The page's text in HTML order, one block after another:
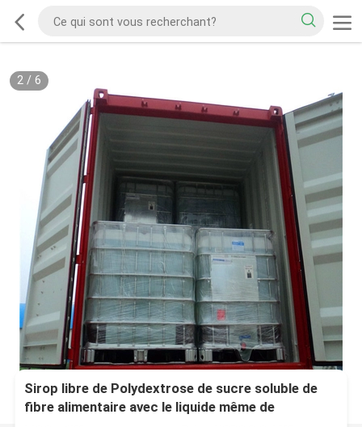
2/ 6
Sirop libre de Polydextrose de sucre soluble de
fibre alimentaire avec le liquide même de